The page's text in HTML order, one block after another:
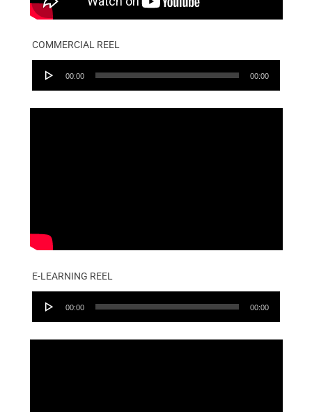
COMMERCIAL REEL
Audio
00:00 00:00
E-LEARNING REEL
Audio
00:00 00:00